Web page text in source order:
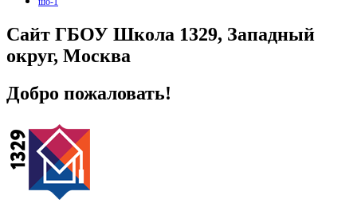
Сайт ГБОУ Школа 1329, Западный
округ, Москва
Добро пожаловать!